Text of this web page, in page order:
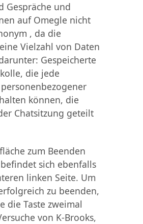
Gespräche und
auf Omegle nicht
, da die
Vielzahl von Daten
Gespeicherte
die jede
können, die
Chatsitzung geteilt
zum Beenden
sich ebenfalls
linken Seite. Um
zu beenden,
die Taste zweimal
von K-Brooks,